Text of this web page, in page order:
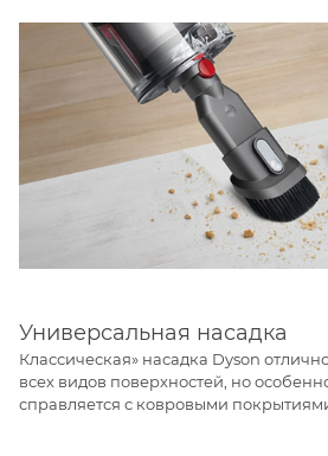
Универсальная насадка
Классическая» насадка Dyson
всех видов поверхностей, но
справляется с ковровыми